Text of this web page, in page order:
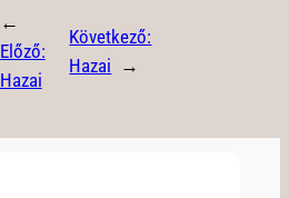
←
Előző:
Hazai
Következő:
Hazai →